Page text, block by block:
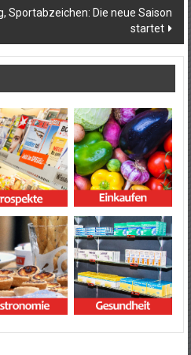
Sportabzeichen: Die neue Saison
startet